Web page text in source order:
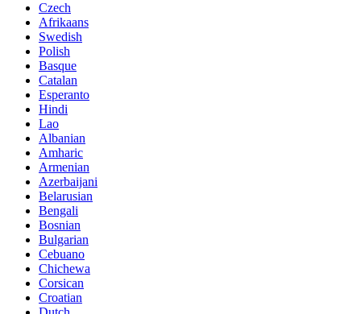
Czech
Afrikaans
Swedish
Polish
Basque
Catalan
Esperanto
Hindi
Lao
Albanian
Amharic
Armenian
Azerbaijani
Belarusian
Bengali
Bosnian
Bulgarian
Cebuano
Chichewa
Corsican
Croatian